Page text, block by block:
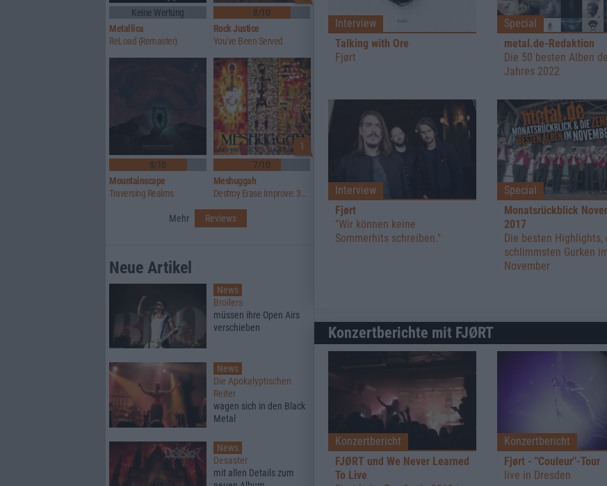
Interview
Talking with Ore
Fjørt
Special
metal.de-Redaktion
Die 50 besten Alben
Jahres 2022
Interview
Fjørt
"Wir können keine
Sommerhits schreiben."
Special
Monatsrückblick
2017
Die besten Highlights,
schlimmsten Gurken
November
Konzertberichte mit FJØRT
Konzertbericht
FJØRT und We Never Learned
To Live
Konzertbericht
Fjørt - "Couleur"-Tour
live in Dresden
Keine Wertung
Metallica
ReLoad (Remaster)
8/10
Rock Justice
You've Been Served
8/10
Mountainscape
Traversing Realms
1
7/10
Meshuggah
Destroy Erase Improve: 30th Anniversary Edition
Mehr Reviews
Neue Artikel
News
Broilers
müssen ihre Open Airs
verschieben
News
Die Apokalyptischen
Reiter
wagen sich in den Black
Metal
News
Desaster
mit allen Details zum